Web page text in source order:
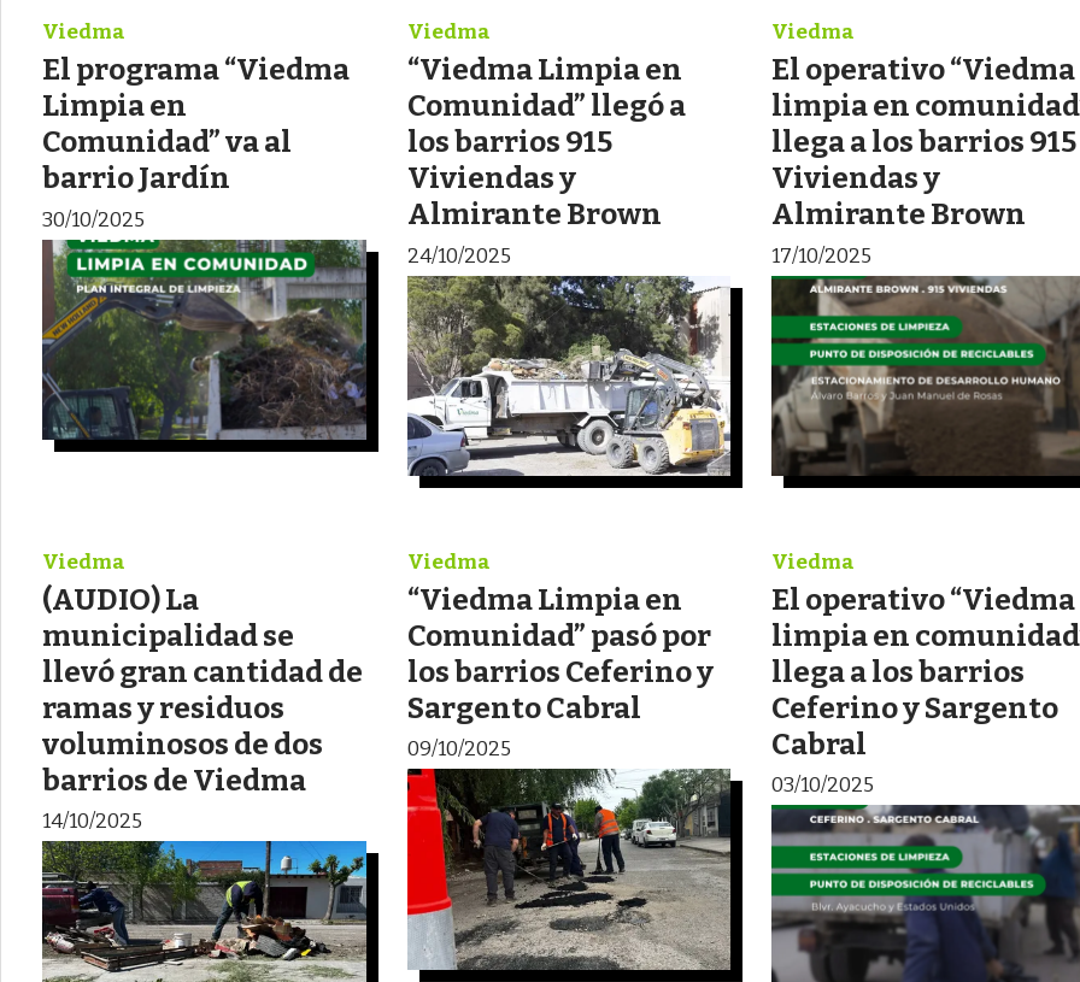
El programa “Viedma
Limpia en
Comunidad” va al
barrio Jardín
Viedma
30/10/2025
“Viedma Limpia en
Comunidad” llegó a
los barrios 915
Viviendas y
Almirante Brown
Viedma
24/10/2025
El operativo “Viedma
limpia en
llega a los barrios 915
Viviendas y
Almirante Brown
Viedma
17/10/2025
(AUDIO) La
municipalidad se
llevó gran cantidad de
ramas y residuos
voluminosos de dos
barrios de Viedma
Viedma
14/10/2025
“Viedma Limpia en
Comunidad” pasó por
los barrios Ceferino y
Sargento Cabral
Viedma
09/10/2025
El operativo “Viedma
limpia en
llega a los barrios
Ceferino y Sargento
Cabral
Viedma
03/10/2025